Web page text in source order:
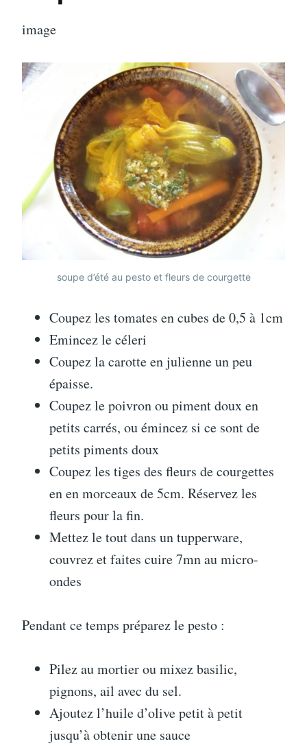
image
soupe d’été au pesto et fleurs de courgette
Coupez les tomates en cubes de 0,5 à 1cm
Emincez le céleri
Coupez la carotte en julienne un peu
épaisse.
Coupez le poivron ou piment doux en
petits carrés, ou émincez si ce sont de
petits piments doux
Coupez les tiges des fleurs de courgettes
en en morceaux de 5cm. Réservez les
fleurs pour la fin.
Mettez le tout dans un tupperware,
couvrez et faites cuire 7mn au micro-
ondes
Pendant ce temps préparez le pesto :
Pilez au mortier ou mixez basilic,
pignons, ail avec du sel.
Ajoutez l’huile d’olive petit à petit
jusqu’à obtenir une sauce